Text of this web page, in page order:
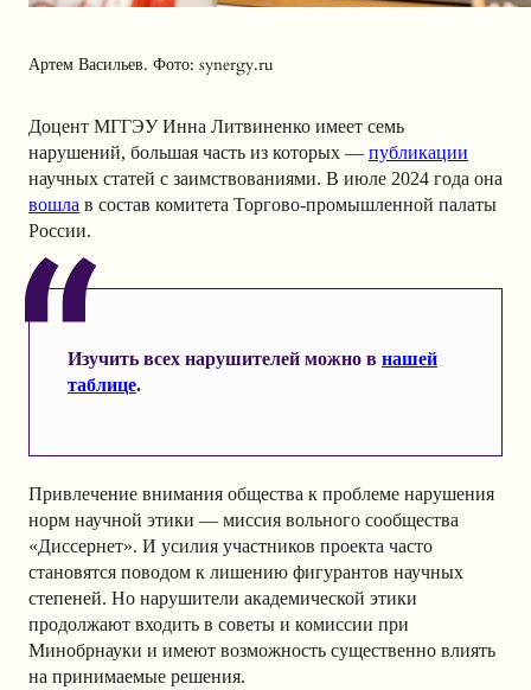
Артем Васильев. Фото: synergy.ru
Доцент МГГЭУ Инна Литвиненко имеет семь
нарушений, большая часть из которых — публикации
научных статей с заимствованиями. В июле 2024 года она
вошла в состав комитета Торгово-промышленной палаты
России.
Изучить всех нарушителей можно в нашей
таблице.
Привлечение внимания общества к проблеме нарушения
норм научной этики — миссия вольного сообщества
«Диссернет». И усилия участников проекта часто
становятся поводом к лишению фигурантов научных
степеней. Но нарушители академической этики
продолжают входить в советы и комиссии при
Минобрнауки и имеют возможность существенно влиять
на принимаемые решения.